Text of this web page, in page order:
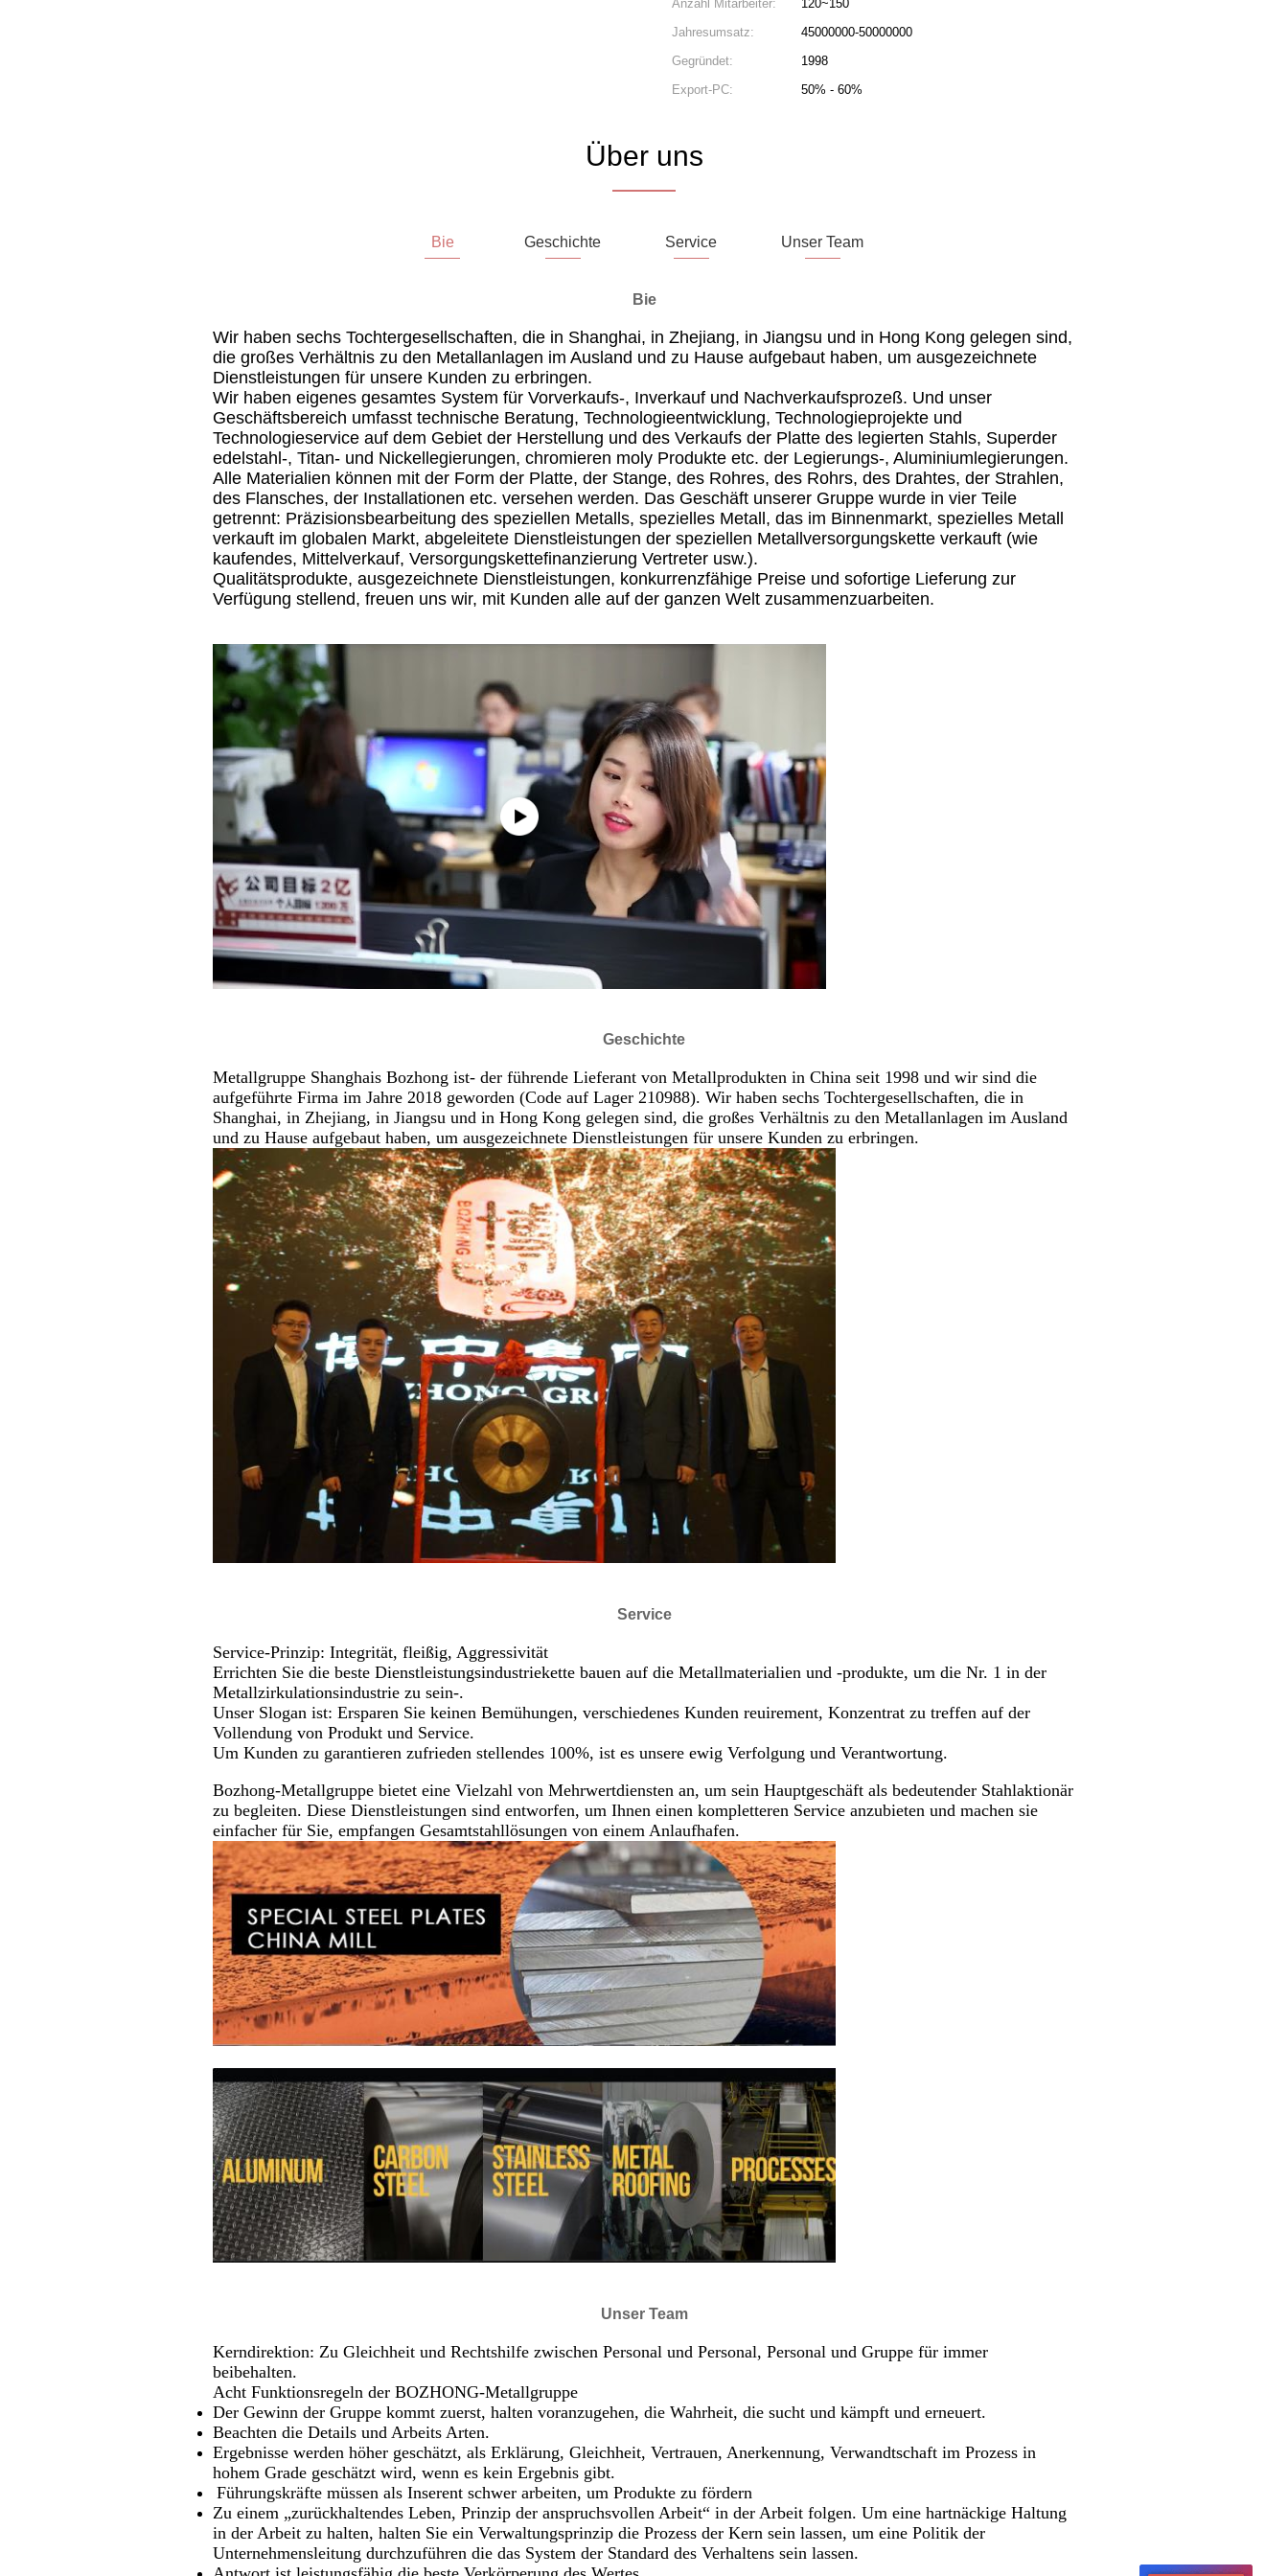
Anzahl Mitarbeiter:
120~150
Jahresumsatz:
45000000-50000000
Gegründet:
1998
Export-PC:
50% - 60%
Über uns
Bie Geschichte Service Unser Team
Bie
Wir haben sechs Tochtergesellschaften, die in Shanghai, in Zhejiang, in Jiangsu und in Hong Kong gelegen sind,
die großes Verhältnis zu den Metallanlagen im Ausland und zu Hause aufgebaut haben, um ausgezeichnete
Dienstleistungen für unsere Kunden zu erbringen.
Wir haben eigenes gesamtes System für Vorverkaufs-, Inverkauf und Nachverkaufsprozeß. Und unser
Geschäftsbereich umfasst technische Beratung, Technologieentwicklung, Technologieprojekte und
Technologieservice auf dem Gebiet der Herstellung und des Verkaufs der Platte des legierten Stahls, Superder
edelstahl-, Titan- und Nickellegierungen, chromieren moly Produkte etc. der Legierungs-, Aluminiumlegierungen.
Alle Materialien können mit der Form der Platte, der Stange, des Rohres, des Rohrs, des Drahtes, der Strahlen,
des Flansches, der Installationen etc. versehen werden. Das Geschäft unserer Gruppe wurde in vier Teile
getrennt: Präzisionsbearbeitung des speziellen Metalls, spezielles Metall, das im Binnenmarkt, spezielles Metall
verkauft im globalen Markt, abgeleitete Dienstleistungen der speziellen Metallversorgungskette verkauft (wie
kaufendes, Mittelverkauf, Versorgungskettefinanzierung Vertreter usw.).
Qualitätsprodukte, ausgezeichnete Dienstleistungen, konkurrenzfähige Preise und sofortige Lieferung zur
Verfügung stellend, freuen uns wir, mit Kunden alle auf der ganzen Welt zusammenzuarbeiten.
Geschichte
Metallgruppe Shanghais Bozhong ist- der führende Lieferant von Metallprodukten in China seit 1998 und wir sind die
aufgeführte Firma im Jahre 2018 geworden (Code auf Lager 210988). Wir haben sechs Tochtergesellschaften, die in
Shanghai, in Zhejiang, in Jiangsu und in Hong Kong gelegen sind, die großes Verhältnis zu den Metallanlagen im Ausland
und zu Hause aufgebaut haben, um ausgezeichnete Dienstleistungen für unsere Kunden zu erbringen.
Service
Service-Prinzip: Integrität, fleißig, Aggressivität
Errichten Sie die beste Dienstleistungsindustriekette bauen auf die Metallmaterialien und -produkte, um die Nr. 1 in der
Metallzirkulationsindustrie zu sein-.
Unser Slogan ist: Ersparen Sie keinen Bemühungen, verschiedenes Kunden reuirement, Konzentrat zu treffen auf der
Vollendung von Produkt und Service.
Um Kunden zu garantieren zufrieden stellendes 100%, ist es unsere ewig Verfolgung und Verantwortung.
Bozhong-Metallgruppe bietet eine Vielzahl von Mehrwertdiensten an, um sein Hauptgeschäft als bedeutender Stahlaktionär
zu begleiten. Diese Dienstleistungen sind entworfen, um Ihnen einen kompletteren Service anzubieten und machen sie
einfacher für Sie, empfangen Gesamtstahllösungen von einem Anlaufhafen.
Unser Team
Kerndirektion: Zu Gleichheit und Rechtshilfe zwischen Personal und Personal, Personal und Gruppe für immer
beibehalten.
Acht Funktionsregeln der BOZHONG-Metallgruppe
Der Gewinn der Gruppe kommt zuerst, halten voranzugehen, die Wahrheit, die sucht und kämpft und erneuert.
Beachten die Details und Arbeits Arten.
Ergebnisse werden höher geschätzt, als Erklärung, Gleichheit, Vertrauen, Anerkennung, Verwandtschaft im Prozess in
hohem Grade geschätzt wird, wenn es kein Ergebnis gibt.
Führungskräfte müssen als Inserent schwer arbeiten, um Produkte zu fördern
Zu einem „zurückhaltendes Leben, Prinzip der anspruchsvollen Arbeit“ in der Arbeit folgen. Um eine hartnäckige Haltung
in der Arbeit zu halten, halten Sie ein Verwaltungsprinzip die Prozess der Kern sein lassen, um eine Politik der
Unternehmensleitung durchzuführen die das System der Standard des Verhaltens sein lassen.